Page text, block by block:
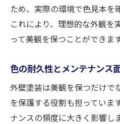
ため、実際の環境で色見本を
これにより、理想的な外観を
って美観を保つことができます
色の耐久性とメンテナンス
外壁塗装は美観を保つだけで
を保護する役割も担っていま
ナンスの頻度に大きく影響し